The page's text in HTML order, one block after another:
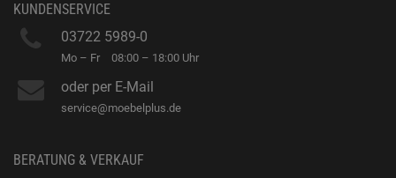
KUNDENSERVICE
03722 5989-0
Mo – Fr 08:00 – 18:00 Uhr
oder per E-Mail
service@moebelplus.de
BERATUNG & VERKAUF